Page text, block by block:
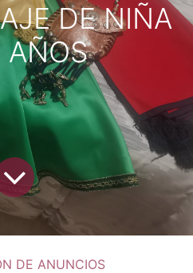
DE NIÑA
DE ANUNCIOS